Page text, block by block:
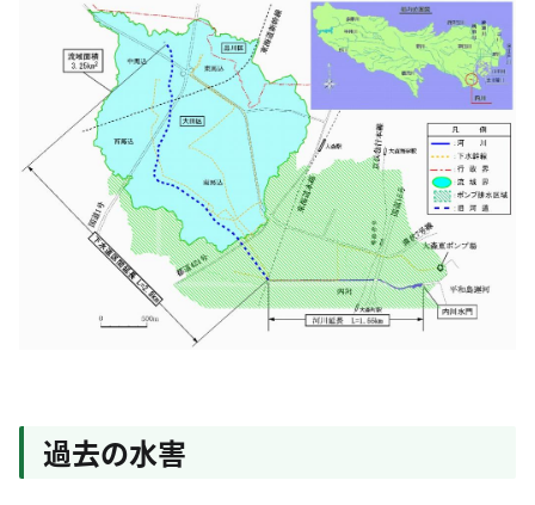
過去の水害